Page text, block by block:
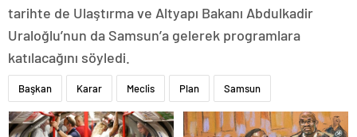
tarihte de Ulaştırma ve Altyapı Bakanı Abdulkadir
Uraloğlu’nun da Samsun’a gelerek programlara
katılacağını söyledi.
Başkan Karar Meclis Plan Samsun